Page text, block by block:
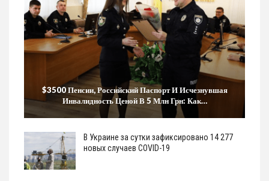
$3500 Пенсии, Российский Паспорт И Исчезнувшая
Инвалидность Ценой В 5 Млн Грн: Как…
В Украине за сутки зафиксировано 14 277
новых случаев COVID-19